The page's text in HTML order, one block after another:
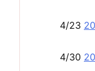
4/23
4/30